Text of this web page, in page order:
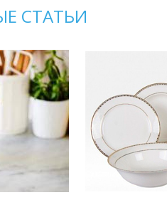
СТАТЬИ